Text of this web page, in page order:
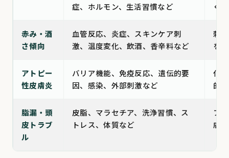
症、ホルモン、生活習慣など
く
赤み・酒
さ傾向
血管反応、炎症、スキンケア刺
激、温度変化、飲酒、香辛料など
刺
を
アトピー
性皮膚炎
バリア機能、免疫反応、遺伝的要
因、感染、外部刺激など
化
的
脂漏・頭
皮トラブ
ル
皮脂、マラセチア、洗浄習慣、ス
トレス、体質など
フ
膚